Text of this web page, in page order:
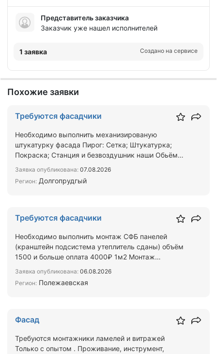
Представитель заказчика
Заказчик уже нашел исполнителей
1 заявка Создано на сервисе
Похожие заявки
Требуются фасадчики
Необходимо выполнить механизированую
штукатурку фасада Пирог: Сетка; Штукатурка;
Покраска; Станция и безвоздушник наши Обьём
Заявка опубликована: 07.08.2026
Регион: Долгопрудгый
Требуются фасадчики
Необходимо выполнить монтаж СФБ панелей
(кранштейн подсистема утеплитель сданы) объём
1500 и больше оплата 4000₽ 1м2 Монтаж
Заявка опубликована: 06.08.2026
Регион: Полежаевская
Фасад
Требуются монтажники ламелей и витражей
Только с опытом . Проживание, инструмент,